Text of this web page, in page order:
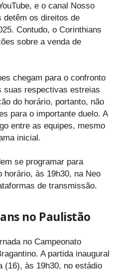
e o canal Nosso
detêm os direitos de
Contudo, o Corinthians
sobre a venda de
chegam para o confronto
suas respectivas estreias
do horário, portanto, não
para o importante duelo. A
entre as equipes, mesmo
inicial.
se programar para
horário, às 19h30, na Neo
de transmissão.
no Paulistão
no Campeonato
A partida inaugural
(16), às 19h30, no estádio